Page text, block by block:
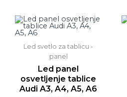
Led svetlo za tablicu -
panel
Led panel
osvetljenje tablice
Audi A3, A4, A5, A6